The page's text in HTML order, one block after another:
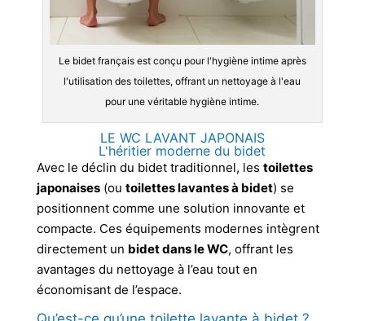
Le bidet français est conçu pour l'hygiène intime après
l'utilisation des toilettes, offrant un nettoyage à l'eau
pour une véritable hygiène intime.
LE WC LAVANT JAPONAIS
L'héritier moderne du bidet
Avec le déclin du bidet traditionnel, les toilettes
japonaises(ou toilettes lavantes à bidet) se
positionnent comme une solution innovante et
compacte. Ces équipements modernes intègrent
directement un bidet dans le WC, offrant les
avantages du nettoyage à l’eau tout en
économisant de l’espace.